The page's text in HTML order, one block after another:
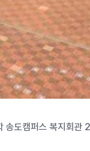
도캠퍼스 복지회관 2